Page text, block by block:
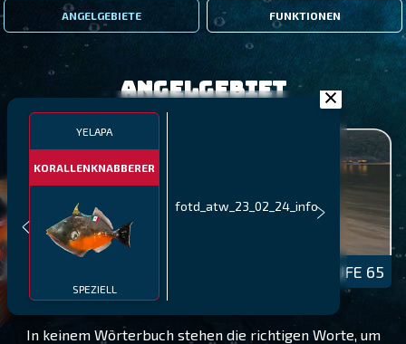
ANGELGEBIETE FUNKTIONEN
YELAPA
KORALLENKNABBERER
SPEZIELL
fotd_atw_23_02_24_info
Angelgebiet
STUFE 65
In keinem Wörterbuch stehen die richtigen Worte, um